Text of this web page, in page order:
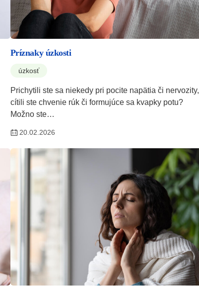
Príznaky úzkosti
úzkosť
Prichytili ste sa niekedy pri pocite napätia či nervozity,
cítili ste chvenie rúk či formujúce sa kvapky potu?
Možno ste…
20.02.2026